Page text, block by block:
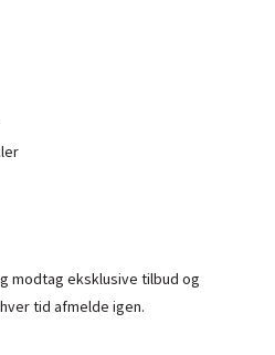
modtag eksklusive tilbud og
tid afmelde igen.